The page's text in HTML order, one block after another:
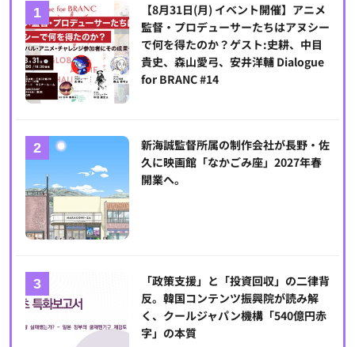
【8月31日(月) イベント開催】アニメ
監督・プロデューサーたちはアヌシー
で何を得たのか？ゲスト:史耕、中目
貴史、森山愛弓、安井洋輔 Dialogue
for BRANC #14
新海誠監督所属の制作会社が長野・佐
久に映画館「なかごみ座」2027年春
開業へ。
「政策支援」と「投資回収」の二律背
反。韓国コンテンツ振興院が読み解
く、クールジャパン機構「540億円赤
字」の本質